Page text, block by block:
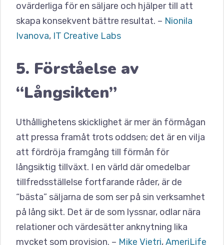
ovärderliga för en säljare och hjälper till att
skapa konsekvent bättre resultat. – Nionila
Ivanova, IT Creative Labs
5. Förståelse av
“Långsikten”
Uthållighetens skicklighet är mer än förmågan
att pressa framåt trots oddsen; det är en vilja
att fördröja framgång till förmån för
långsiktig tillväxt. I en värld där omedelbar
tillfredsställelse fortfarande råder, är de
“bästa” säljarna de som ser på sin verksamhet
på lång sikt. Det är de som lyssnar, odlar nära
relationer och värdesätter anknytning lika
mycket som provision. – Mike Vietri,AmeriLife